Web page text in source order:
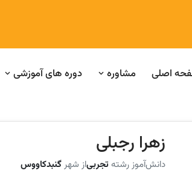
اصلی مشاوره دوره های آموزشی
زهرا رجبلی
دانش‌آموز رشتهتجربیاز شهرگنبدکاووس